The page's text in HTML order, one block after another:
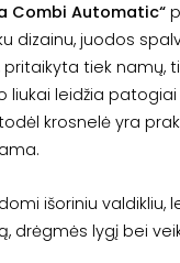
Combi Automatic“
dizainu, juodos
tiek namų,
liukai leidžia
krosnelė yra
išoriniu valdikliu,
drėgmės lygį bei